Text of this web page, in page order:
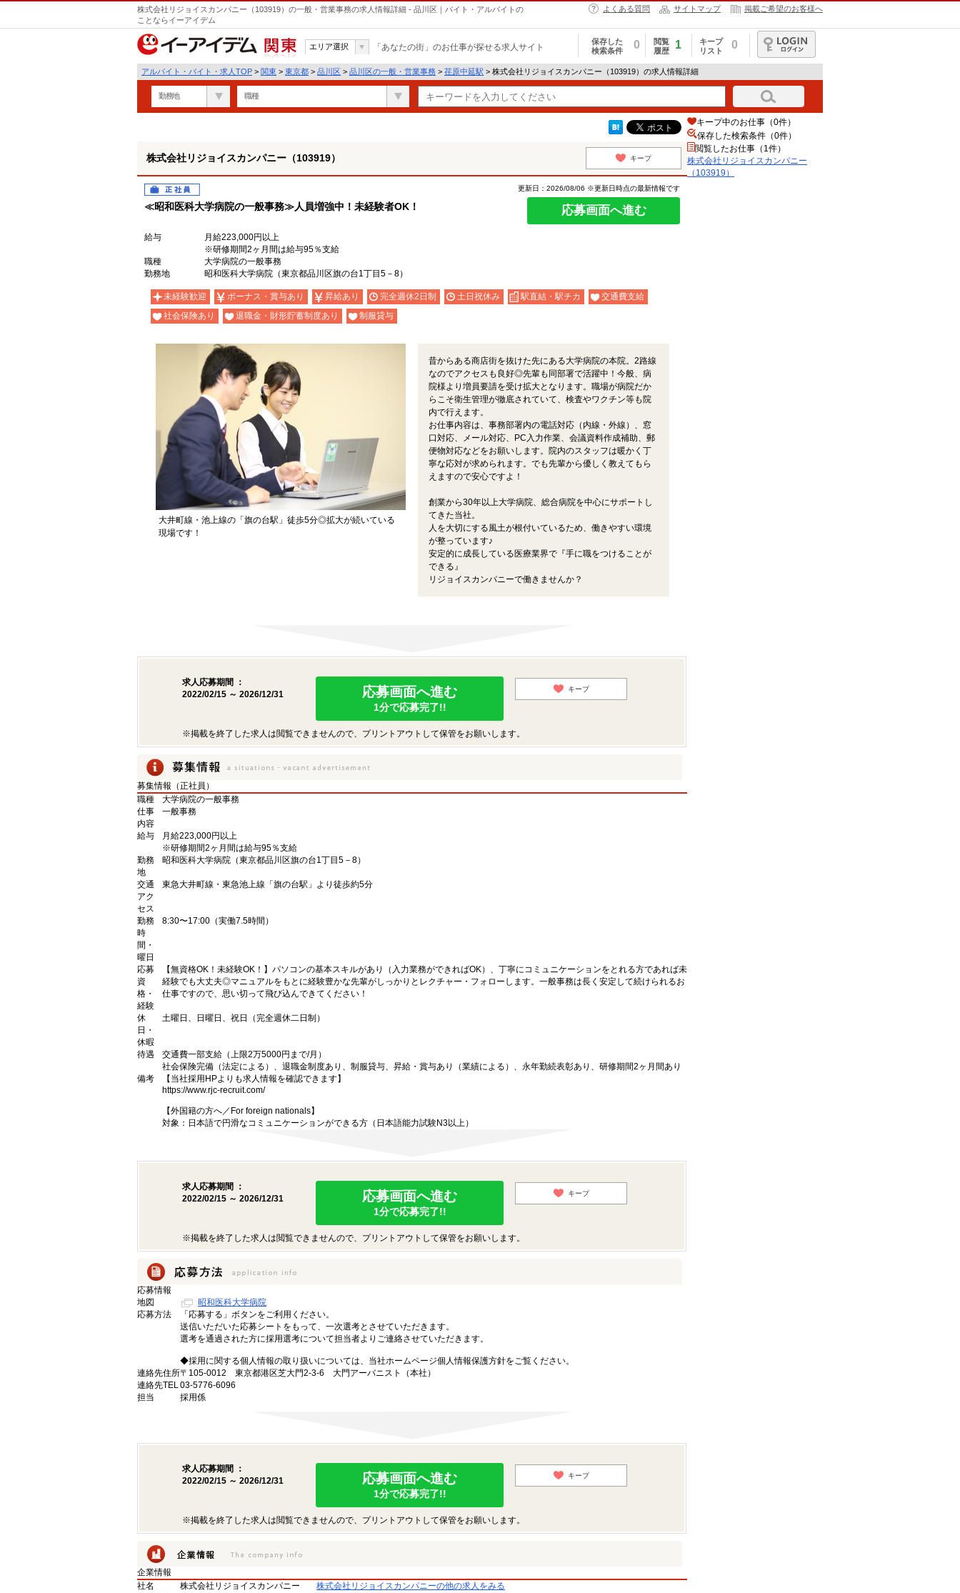
株式会社リジョイスカンパニー（103919）の一般・営業事務の求人情報詳細 - 品川区｜バイト・アルバイトの
ことならイーアイデム
よくある質問 サイトマップ 掲載ご希望のお客様へ
関東
エリア選択 「あなたの街」のお仕事が探せる求人サイト
保存した
検索条件
0
閲覧
履歴
1
キープ
リスト
0
ログイン
アルバイト・バイト・求人TOP > 関東 > 東京都 > 品川区 > 品川区の一般・営業事務 > 荏原中延駅 > 株式会社リジョイスカンパニー（103919）の求人情報詳細
勤務地 職種
株式会社リジョイスカンパニー（103919） キープ
正社員
≪昭和医科大学病院の一般事務≫人員増強中！未経験者OK！
更新日：2026/08/06 ※更新日時点の最新情報です
応募画面へ進む
給与
月給223,000円以上
※研修期間2ヶ月間は給与95％支給
職種
大学病院の一般事務
勤務地
昭和医科大学病院（東京都品川区旗の台1丁目5－8）
未経験歓迎 ボーナス・賞与あり 昇給あり 完全週休2日制 土日祝休み 駅直結・駅チカ
交通費支給
社会保険あり
退職金・財形貯蓄制度あり 制服貸与
大井町線・池上線の「旗の台駅」徒歩5分◎拡大が続いている
現場です！
昔からある商店街を抜けた先にある大学病院の本院。2路線
なのでアクセスも良好◎先輩も同部署で活躍中！今般、病
院様より増員要請を受け拡大となります。職場が病院だか
らこそ衛生管理が徹底されていて、検査やワクチン等も院
内で行えます。
お仕事内容は、事務部署内の電話対応（内線・外線）、窓
口対応、メール対応、PC入力作業、会議資料作成補助、郵
便物対応などをお願いします。院内のスタッフは暖かく丁
寧な応対が求められます。でも先輩から優しく教えてもら
えますので安心ですよ！
創業から30年以上大学病院、総合病院を中心にサポートし
てきた当社。
人を大切にする風土が根付いているため、働きやすい環境
が整っています♪
安定的に成長している医療業界で『手に職をつけることが
できる』
リジョイスカンパニーで働きませんか？
求人応募期間 ：
2022/02/15 ～ 2026/12/31
応募画面へ進む
1分で応募完了!!
キープ
※掲載を終了した求人は閲覧できませんので、プリントアウトして保管をお願いします。
募集情報（正社員）
職種
大学病院の一般事務
仕事
内容
一般事務
給与
月給223,000円以上
※研修期間2ヶ月間は給与95％支給
勤務
地
昭和医科大学病院（東京都品川区旗の台1丁目5－8）
交通
アク
セス
東急大井町線・東急池上線「旗の台駅」より徒歩約5分
勤務
時
間・
曜日
8:30〜17:00（実働7.5時間）
応募
資
格・
経験
【無資格OK！未経験OK！】パソコンの基本スキルがあり（入力業務ができればOK）、丁寧にコミュニケーションをとれる方であれば未
経験でも大丈夫◎マニュアルをもとに経験豊かな先輩がしっかりとレクチャー・フォローします。一般事務は長く安定して続けられるお
仕事ですので、思い切って飛び込んできてください！
休
日・
休暇
土曜日、日曜日、祝日（完全週休二日制）
待遇
交通費一部支給（上限2万5000円まで/月）
社会保険完備（法定による）、退職金制度あり、制服貸与、昇給・賞与あり（業績による）、永年勤続表彰あり、研修期間2ヶ月間あり
備考
【当社採用HPよりも求人情報を確認できます】
https://www.rjc-recruit.com/
【外国籍の方へ／For foreign nationals】
対象：日本語で円滑なコミュニケーションができる方（日本語能力試験N3以上）
求人応募期間 ：
2022/02/15 ～ 2026/12/31
応募画面へ進む
1分で応募完了!!
キープ
※掲載を終了した求人は閲覧できませんので、プリントアウトして保管をお願いします。
応募情報
地図
昭和医科大学病院
応募方法
「応募する」ボタンをご利用ください。
送信いただいた応募シートをもって、一次選考とさせていただきます。
選考を通過された方に採用選考について担当者よりご連絡させていただきます。
◆採用に関する個人情報の取り扱いについては、当社ホームページ個人情報保護方針をご覧ください。
連絡先住所〒105-0012 東京都港区芝大門2-3-6 大門アーバニスト（本社）
連絡先TEL03-5776-6096
担当
採用係
求人応募期間 ：
2022/02/15 ～ 2026/12/31
応募画面へ進む
1分で応募完了!!
キープ
※掲載を終了した求人は閲覧できませんので、プリントアウトして保管をお願いします。
企業情報
社名
株式会社リジョイスカンパニー
株式会社リジョイスカンパニーの他の求人をみる
キープ中のお仕事（0件）
保存した検索条件（0件）
閲覧したお仕事（1件）
株式会社リジョイスカンパニー
（103919）